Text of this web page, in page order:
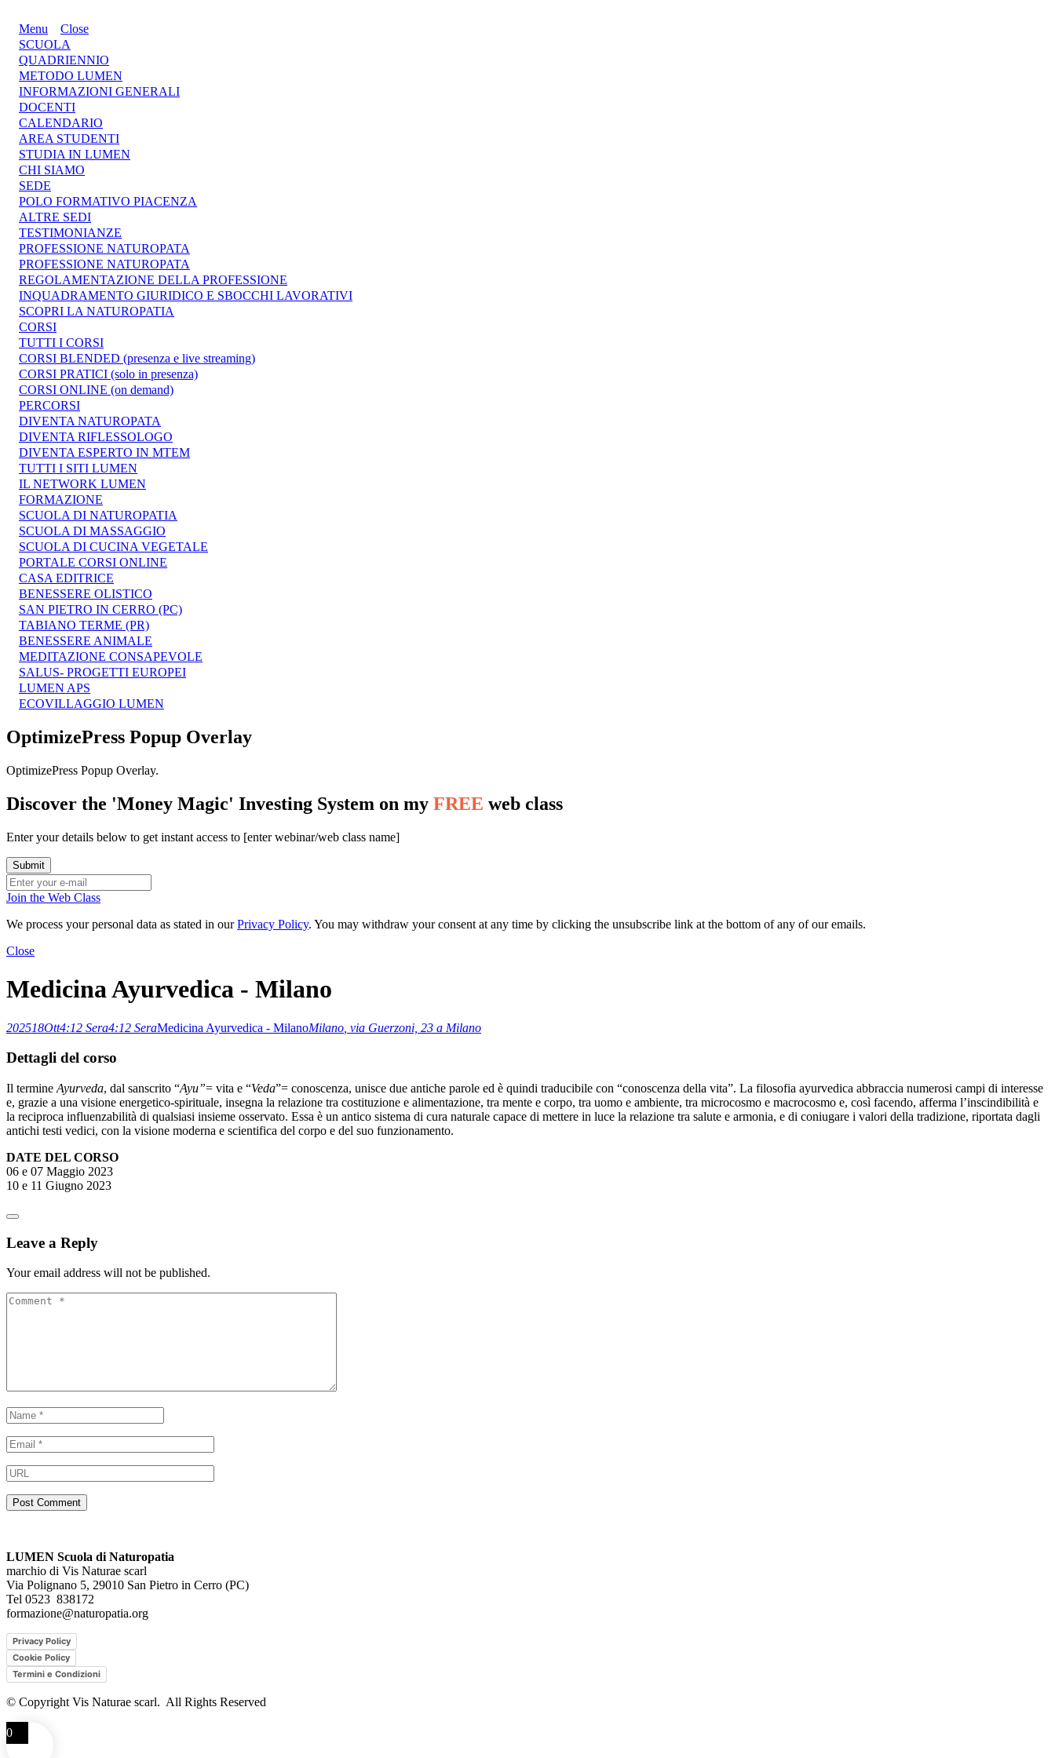
Menu
Close
SCUOLA
QUADRIENNIO
METODO LUMEN
INFORMAZIONI GENERALI
DOCENTI
CALENDARIO
AREA STUDENTI
STUDIA IN LUMEN
CHI SIAMO
SEDE
POLO FORMATIVO PIACENZA
ALTRE SEDI
TESTIMONIANZE
PROFESSIONE NATUROPATA
PROFESSIONE NATUROPATA
REGOLAMENTAZIONE DELLA PROFESSIONE
INQUADRAMENTO GIURIDICO E SBOCCHI LAVORATIVI
SCOPRI LA NATUROPATIA
CORSI
TUTTI I CORSI
CORSI BLENDED (presenza e live streaming)
CORSI PRATICI (solo in presenza)
CORSI ONLINE (on demand)
PERCORSI
DIVENTA NATUROPATA
DIVENTA RIFLESSOLOGO
DIVENTA ESPERTO IN MTEM
TUTTI I SITI LUMEN
IL NETWORK LUMEN
FORMAZIONE
SCUOLA DI NATUROPATIA
SCUOLA DI MASSAGGIO
SCUOLA DI CUCINA VEGETALE
PORTALE CORSI ONLINE
CASA EDITRICE
BENESSERE OLISTICO
SAN PIETRO IN CERRO (PC)
TABIANO TERME (PR)
BENESSERE ANIMALE
MEDITAZIONE CONSAPEVOLE
SALUS- PROGETTI EUROPEI
LUMEN APS
ECOVILLAGGIO LUMEN
OptimizePress Popup Overlay
OptimizePress Popup Overlay.
Discover the 'Money Magic' Investing System on my FREE web class
Enter your details below to get instant access to [enter webinar/web class name]
Join the Web Class
We process your personal data as stated in ourPrivacy Policy. You may withdraw your consent at any time by clicking the unsubscribe link at the bottom of any of our emails.
Close
Medicina Ayurvedica - Milano
202518Ott4:12 Sera4:12 SeraMedicina Ayurvedica - MilanoMilano , via Guerzoni, 23 a Milano
Dettagli del corso
Il termine Ayurveda, dal sanscrito “Ayu”= vita e “Veda”= conoscenza, unisce due antiche parole ed è quindi traducibile con “conoscenza della vita”. La filosofia ayurvedica abbraccia numerosi campi di interesse
e, grazie a una visione energetico-spirituale, insegna la relazione tra costituzione e alimentazione, tra mente e corpo, tra uomo e ambiente, tra microcosmo e macrocosmo e, così facendo, afferma l’inscindibilità e
la reciproca influenzabilità di qualsiasi insieme osservato. Essa è un antico sistema di cura naturale capace di mettere in luce la relazione tra salute e armonia, e di coniugare i valori della tradizione, riportata dagli
antichi testi vedici, con la visione moderna e scientifica del corpo e del suo funzionamento.
DATE DEL CORSO
06 e 07 Maggio 2023
10 e 11 Giugno 2023
Leave a Reply
Your email address will not be published.
LUMEN Scuola di Naturopatia
marchio di Vis Naturae scarl
Via Polignano 5, 29010 San Pietro in Cerro (PC)
Tel 0523 838172
formazione@naturopatia.org
Privacy Policy
Cookie Policy
Termini e Condizioni
© Copyright Vis Naturae scarl. All Rights Reserved
0